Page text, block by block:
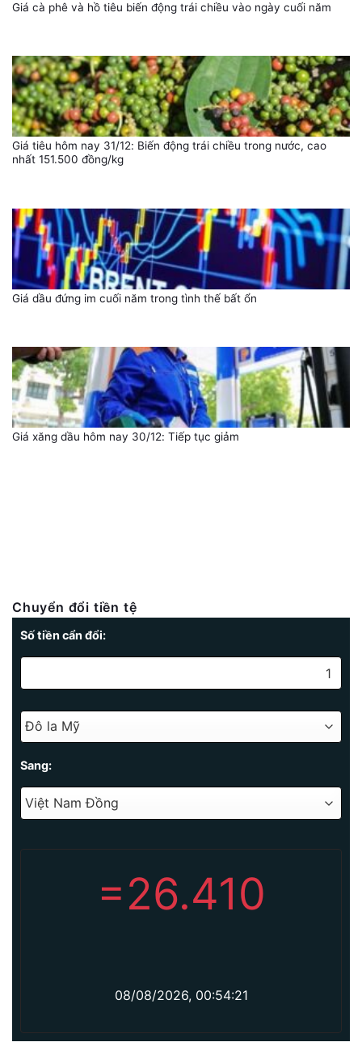
Giá cà phê và hồ tiêu biến động trái chiều vào ngày cuối năm
Giá tiêu hôm nay 31/12: Biến động trái chiều trong nước, cao
nhất 151.500 đồng/kg
Giá dầu đứng im cuối năm trong tình thế bất ổn
Giá xăng dầu hôm nay 30/12: Tiếp tục giảm
Chuyển đổi tiền tệ
Số tiền cẩn đổi:
Sang:
=26.410
08/08/2026, 00:54:21